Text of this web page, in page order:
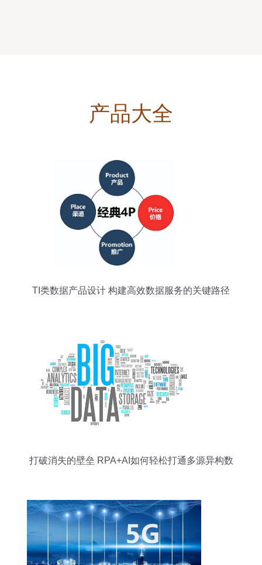
产品大全
TI类数据产品设计 构建高效数据服务的关键路径
打破消失的壁垒 RPA+AI如何轻松打通多源异构数